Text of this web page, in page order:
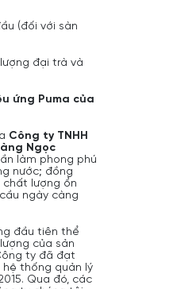
(đối với sàn
đại trà và
ứng Puma của
Công ty TNHH
Ngọc
làm phong phú
nước; đồng
chất lượng ổn
ngày càng
đầu tiên thể
của sản
ty đã đạt
hệ thống quản lý
Qua đó, các